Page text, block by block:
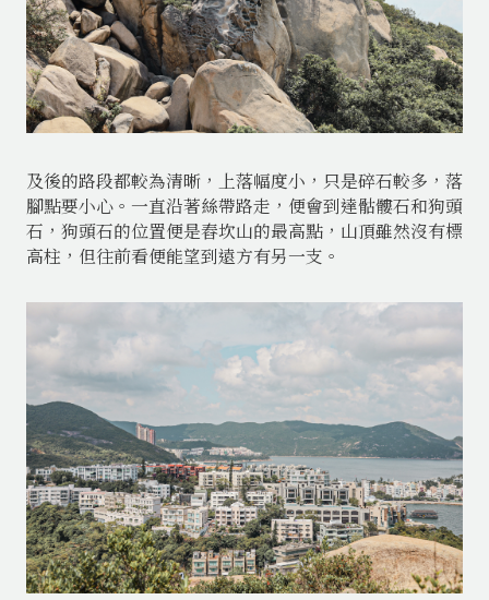
及後的路段都較為清晰，上落幅度小，只是碎石較多，落
腳點要小心。一直沿著絲帶路走，便會到達骷髏石和狗頭
石，狗頭石的位置便是舂坎山的最高點，山頂雖然沒有標
高柱，但往前看便能望到遠方有另一支。